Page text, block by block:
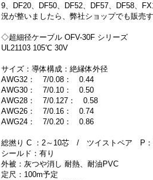
9、DF20、DF50、DF52、DF57、DF58、
況が整いましたら、弊社ショップでも販売
◇超細径ケーブル OFV-30F シリーズ
UL21103 105℃ 30V
サイズ：導体構成：絶縁体外径
AWG32： 7/0.08： 0.44
AWG30： 7/0.10： 0.50
AWG28： 7/0.127： 0.58
AWG26： 7/0.16： 0.74
AWG24： 7/0.20： 0.86
総撚り C ：2～10芯 / ツイストペア P：
シールド：有り
外被：灰つや消し 耐熱、耐油PVC
定尺：100m予定